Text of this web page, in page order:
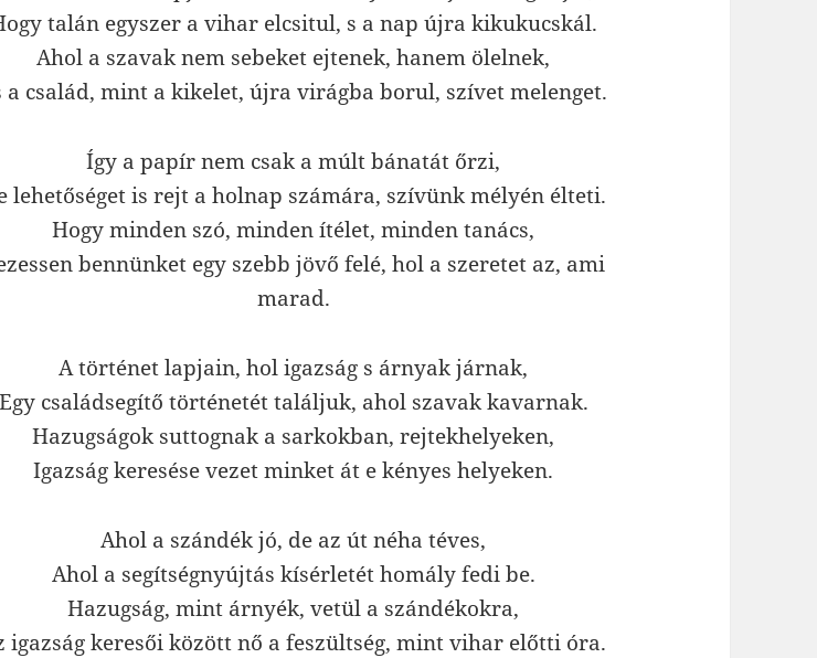
talán egyszer a vihar elcsitul, s a nap újra kikukucskál.
Ahol a szavak nem sebeket ejtenek, hanem ölelnek,
a család, mint a kikelet, újra virágba borul, szívet melenget.
Így a papír nem csak a múlt bánatát őrzi,
lehetőséget is rejt a holnap számára, szívünk mélyén élteti.
Hogy minden szó, minden ítélet, minden tanács,
bennünket egy szebb jövő felé, hol a szeretet az, ami
marad.
A történet lapjain, hol igazság s árnyak járnak,
Egy családsegítő történetét találjuk, ahol szavak kavarnak.
Hazugságok suttognak a sarkokban, rejtekhelyeken,
Igazság keresése vezet minket át e kényes helyeken.
Ahol a szándék jó, de az út néha téves,
Ahol a segítségnyújtás kísérletét homály fedi be.
Hazugság, mint árnyék, vetül a szándékokra,
igazság keresői között nő a feszültség, mint vihar előtti óra.